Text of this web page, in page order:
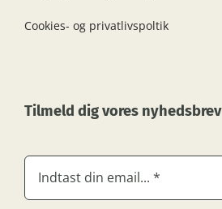
Cookies- og privatlivspoltik
Tilmeld dig vores nyhedsbrev